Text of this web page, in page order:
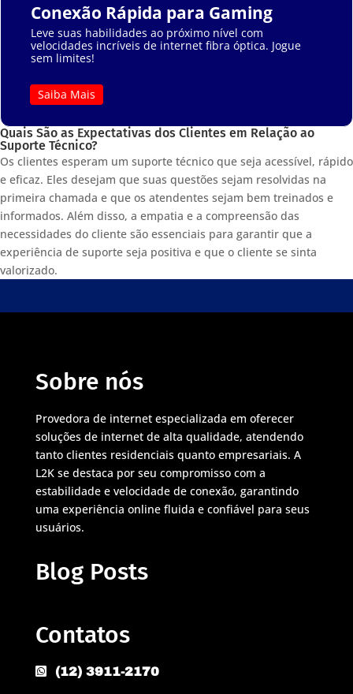
Conexão Rápida para Gaming
Leve suas habilidades ao próximo nível com
velocidades incríveis de internet fibra óptica. Jogue
sem limites!
Saiba Mais
Quais São as Expectativas dos Clientes em Relação ao
Suporte Técnico?
Os clientes esperam um suporte técnico que seja acessível, rápido
e eficaz. Eles desejam que suas questões sejam resolvidas na
primeira chamada e que os atendentes sejam bem treinados e
informados. Além disso, a empatia e a compreensão das
necessidades do cliente são essenciais para garantir que a
experiência de suporte seja positiva e que o cliente se sinta
valorizado.
Sobre nós
Provedora de internet especializada em oferecer
soluções de internet de alta qualidade, atendendo
tanto clientes residenciais quanto empresariais. A
L2K se destaca por seu compromisso com a
estabilidade e velocidade de conexão, garantindo
uma experiência online fluida e confiável para seus
usuários.
Blog Posts
Contatos
 (12) 3911-2170